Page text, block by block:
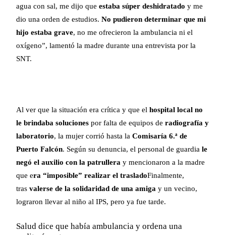
agua con sal, me dijo que estaba súper deshidratado y me
dio una orden de estudios. No pudieron determinar que mi
hijo estaba grave, no me ofrecieron la ambulancia ni el
oxígeno”, lamentó la madre durante una entrevista por la
SNT.
Al ver que la situación era crítica y que el hospital local no
le brindaba solucionespor falta de equipos de radiografía y
laboratorio, la mujer corrió hasta la Comisaría 6.ª de
Puerto Falcón. Según su denuncia, el personal de guardia le
negó el auxilio con la patrullera y mencionaron a la madre
que era “imposible” realizar el trasladoFinalmente,
tras valerse de la solidaridad de una amiga y un vecino,
lograron llevar al niño al IPS, pero ya fue tarde.
Salud dice que había ambulancia y ordena una